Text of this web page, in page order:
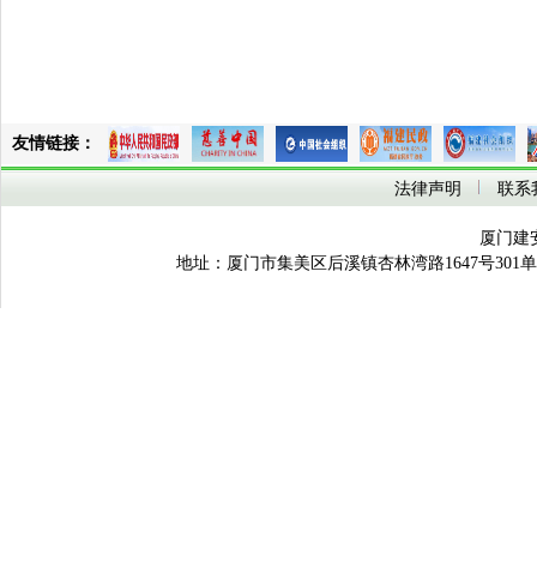
友情链接：
法律声明 联系
厦门建
地址：厦门市集美区后溪镇杏林湾路1647号301